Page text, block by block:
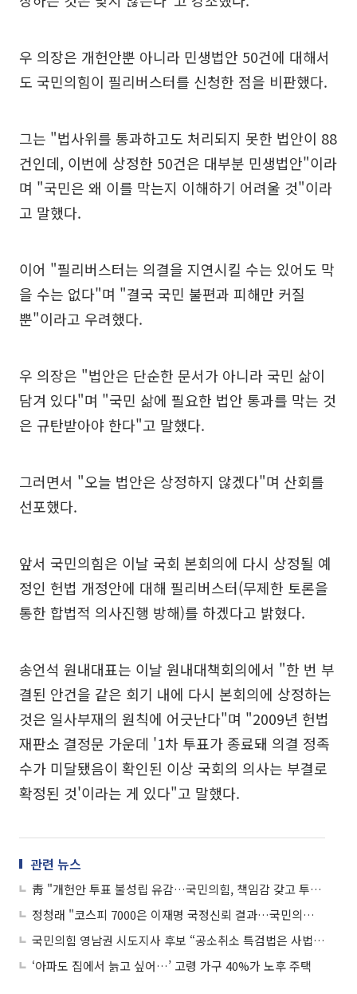
우 의장은 개헌안뿐 아니라 민생법안 50건에 대해서
도 국민의힘이 필리버스터를 신청한 점을 비판했다.
그는 "법사위를 통과하고도 처리되지 못한 법안이 88
건인데, 이번에 상정한 50건은 대부분 민생법안"이라
며 "국민은 왜 이를 막는지 이해하기 어려울 것"이라
고 말했다.
이어 "필리버스터는 의결을 지연시킬 수는 있어도 막
을 수는 없다"며 "결국 국민 불편과 피해만 커질
뿐"이라고 우려했다.
우 의장은 "법안은 단순한 문서가 아니라 국민 삶이
담겨 있다"며 "국민 삶에 필요한 법안 통과를 막는 것
은 규탄받아야 한다"고 말했다.
그러면서 "오늘 법안은 상정하지 않겠다"며 산회를
선포했다.
앞서 국민의힘은 이날 국회 본회의에 다시 상정될 예
정인 헌법 개정안에 대해 필리버스터(무제한 토론을
통한 합법적 의사진행 방해)를 하겠다고 밝혔다.
송언석 원내대표는 이날 원내대책회의에서 "한 번 부
결된 안건을 같은 회기 내에 다시 본회의에 상정하는
것은 일사부재의 원칙에 어긋난다"며 "2009년 헌법
재판소 결정문 가운데 '1차 투표가 종료돼 의결 정족
수가 미달됐음이 확인된 이상 국회의 의사는 부결로
확정된 것'이라는 게 있다"고 말했다.
관련 뉴스
靑 "개헌안 투표 불성립 유감…국민의힘, 책임감 갖고 투표 참여해야"
정청래 "코스피 7000은 이재명 국정신뢰 결과…국민의힘은 갈라파고스"
국민의힘 영남권 시도지사 후보 “공소취소 특검법은 사법 쿠데타”
‘아파도 집에서 늙고 싶어…’ 고령 가구 40%가 노후 주택